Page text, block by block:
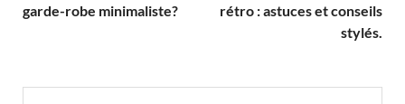
garde-robe minimaliste?
rétro : astuces et conseils
stylés.